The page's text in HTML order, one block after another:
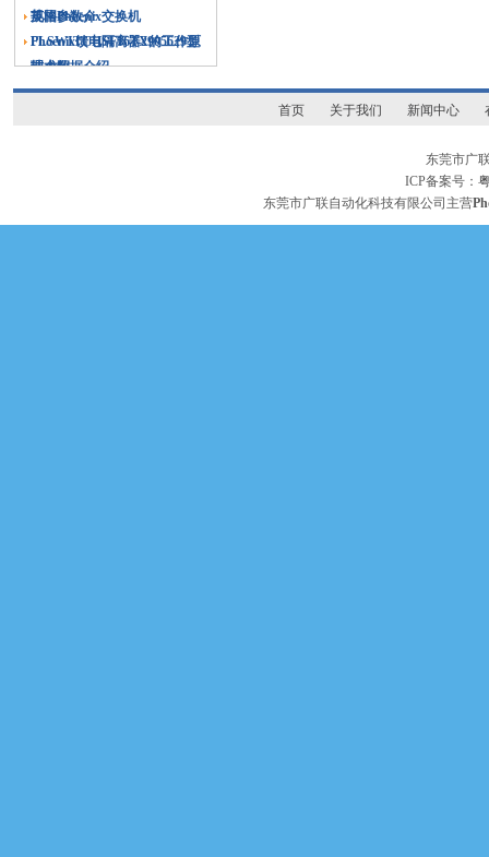
规格参数介
英国Phoenix交换机
FLSWITCHSF16TX的工作原
理介绍
Phoenix馈电隔离器2905629型
技术数据介绍
首页 关于我们 新闻中心
东莞市广
ICP备案号：
东莞市广联自动化科技有限公司主营